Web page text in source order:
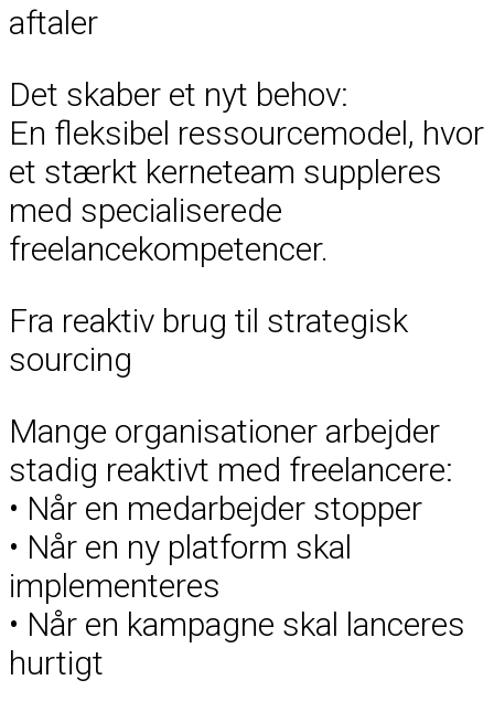
aftaler
Det skaber et nyt behov:
En fleksibel ressourcemodel, hvor
et stærkt kerneteam suppleres
med specialiserede
freelancekompetencer.
Fra reaktiv brug til strategisk
sourcing
Mange organisationer arbejder
stadig reaktivt med freelancere:
• Når en medarbejder stopper
• Når en ny platform skal
implementeres
• Når en kampagne skal lanceres
hurtigt